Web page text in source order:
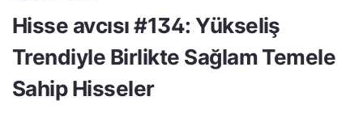
Hisse avcısı #134: Yükseliş
Trendiyle Birlikte Sağlam Temele
Sahip Hisseler